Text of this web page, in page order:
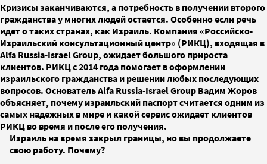
Кризисы заканчиваются, а потребность в получении второго
гражданства у многих людей остается. Особенно если речь
идет о таких странах, как Израиль. Компания «Российско-
Израильский консультационный центр» (РИКЦ), входящая в
Alfa Russia-Israel Group, ожидает большого прироста
клиентов. РИКЦ с 2014 года помогает в оформлении
израильского гражданства и решении любых последующих
вопросов. Основатель Alfa Russia-Israel Group Вадим Жоров
объясняет, почему израильский паспорт считается одним из
самых надежных в мире и какой сервис ожидает клиентов
РИКЦ во время и после его получения.
Израиль на время закрыл границы, но вы продолжаете
свою работу. Почему?